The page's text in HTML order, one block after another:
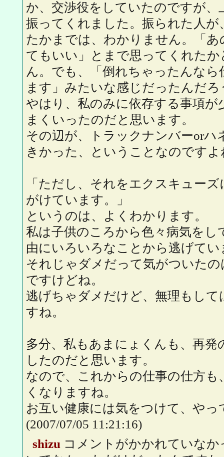
か、交渉役をしていたのですが、
振ってくれました。振られた人
たかまでは、わかりません。「
てもいい」とまで思ってくれた
ん。でも、「倒れちゃったんな
ます」みたいな感じだったんだ
やはり、私のみに依存する事項が
まくいったのだと思います。
その辺が、トラックナンバーorハ
きかった、ということなのですよ
「ただし、それをエクスキュー
がけています。」
というのは、よくわかります。
私は子供のころから色々病気をし
由にいろいろなことから逃げてい
それじゃダメだって気がついた
ですけどね。
逃げちゃダメだけど、無理もし
すね。
多分、私もあまにょくんも、再発
したのだと思います。
なので、これからの仕事の仕方も
くなりますね。
お互い健康には気をつけて、や
(2007/07/05 11:21:16)
shizu コメントがかかれていな